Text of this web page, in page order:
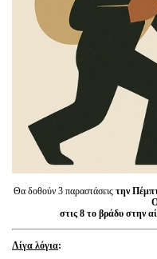
Θα δοθούν 3 παραστάσεις την
στις 8 το βράδυ στην
Λίγα λόγια: